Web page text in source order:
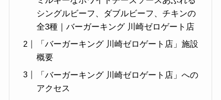
シングルビーフ、ダブルビーフ、チキンの
全3種｜バーガーキング 川崎ゼロゲート店
「バーガーキング 川崎ゼロゲート店」施設
概要
「バーガーキング 川崎ゼロゲート店」への
アクセス